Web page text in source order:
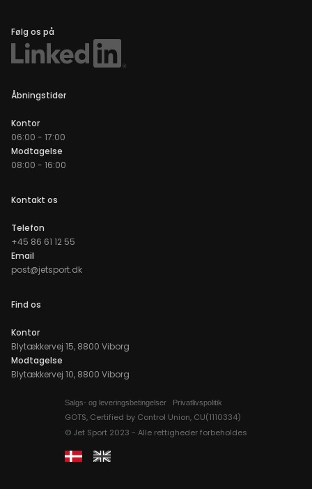
Følg os på
Åbningstider
Kontor
06:00 - 17:00
Modtagelse
08:00 - 16:00
Kontakt os
Telefon
+45 86 61 12 55
Email
post@jetsport.dk
Find os
Kontor
Blytækkervej 15, 8800 Viborg
Modtagelse
Blytækkervej 10, 8800 Viborg
Salgs- og leveringsbetingelser Privatlivspolitik
GOTS, Certified by Control Union, CU(1110334)
© Jet Sport 2023 - Alle rettigheder forbeholdes